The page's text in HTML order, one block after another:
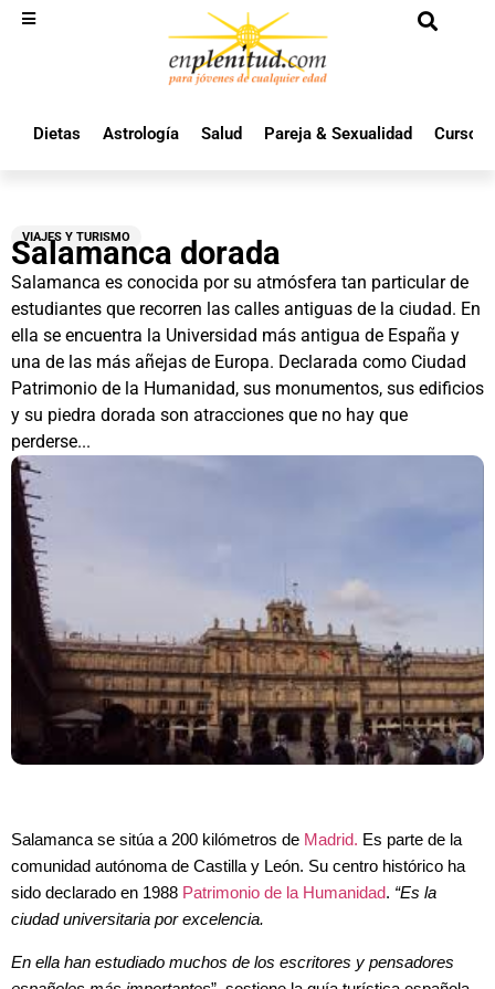
Dietas Astrología Salud Pareja & Sexualidad Cursos
VIAJES Y TURISMO
Salamanca dorada
Salamanca es conocida por su atmósfera tan particular de
estudiantes que recorren las calles antiguas de la ciudad. En
ella se encuentra la Universidad más antigua de España y
una de las más añejas de Europa. Declarada como Ciudad
Patrimonio de la Humanidad, sus monumentos, sus edificios
y su piedra dorada son atracciones que no hay que
perderse...
Salamanca se sitúa a 200 kilómetros de Madrid. Es parte de la
comunidad autónoma de Castilla y León. Su centro histórico ha
sido declarado en 1988 Patrimonio de la Humanidad. “Es la
ciudad universitaria por excelencia.
En ella han estudiado muchos de los escritores y pensadores